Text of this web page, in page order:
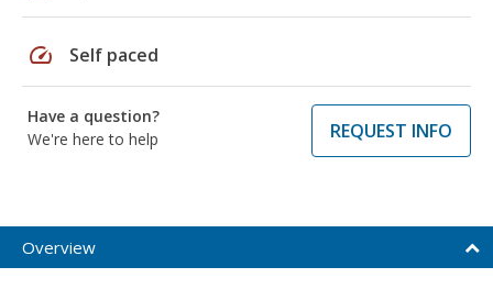
speed Self paced
Have a question?
We're here to help
REQUEST INFO
Overview